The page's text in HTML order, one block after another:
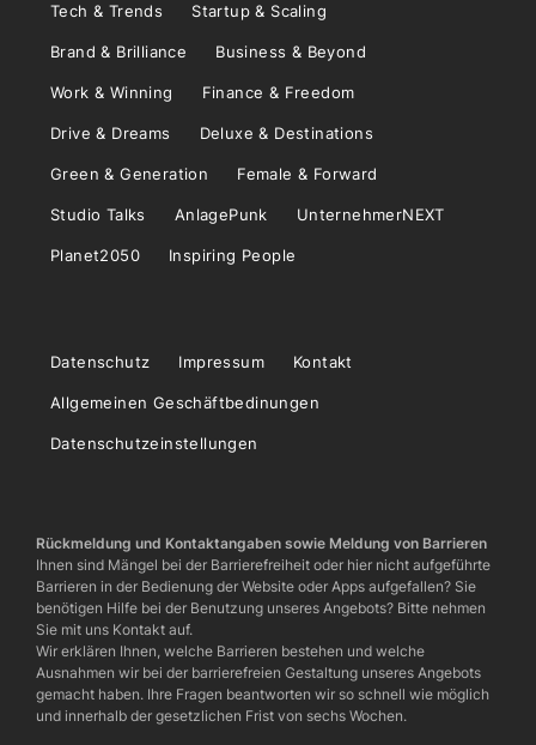
Tech & Trends Startup & Scaling
Brand & Brilliance Business & Beyond
Work & Winning Finance & Freedom
Drive & Dreams Deluxe & Destinations
Green & Generation Female & Forward
Studio Talks AnlagePunk UnternehmerNEXT
Planet2050 Inspiring People
Datenschutz Impressum Kontakt
Allgemeinen Geschäftbedinungen
Datenschutzeinstellungen
Rückmeldung und Kontaktangaben sowie Meldung von Barrieren
Ihnen sind Mängel bei der Barrierefreiheit oder hier nicht aufgeführte
Barrieren in der Bedienung der Website oder Apps aufgefallen? Sie
benötigen Hilfe bei der Benutzung unseres Angebots? Bitte nehmen
Sie mit uns Kontakt auf.
Wir erklären Ihnen, welche Barrieren bestehen und welche
Ausnahmen wir bei der barrierefreien Gestaltung unseres Angebots
gemacht haben. Ihre Fragen beantworten wir so schnell wie möglich
und innerhalb der gesetzlichen Frist von sechs Wochen.